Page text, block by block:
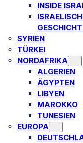
INSIDE
SYRIEN
TÜRKEI
NORDAFRIKA
ALGERIEN
ÄGYPTEN
LIBYEN
MAROKKO
TUNESIEN
EUROPA